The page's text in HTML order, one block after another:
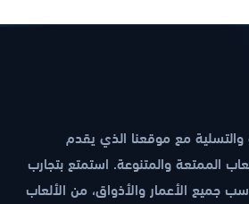
والتسلية مع موقعنا الذي يقدم
الممتعة والمتنوعة. استمتع بتجارب
جميع الأعمار والأذواق، من الألعاب